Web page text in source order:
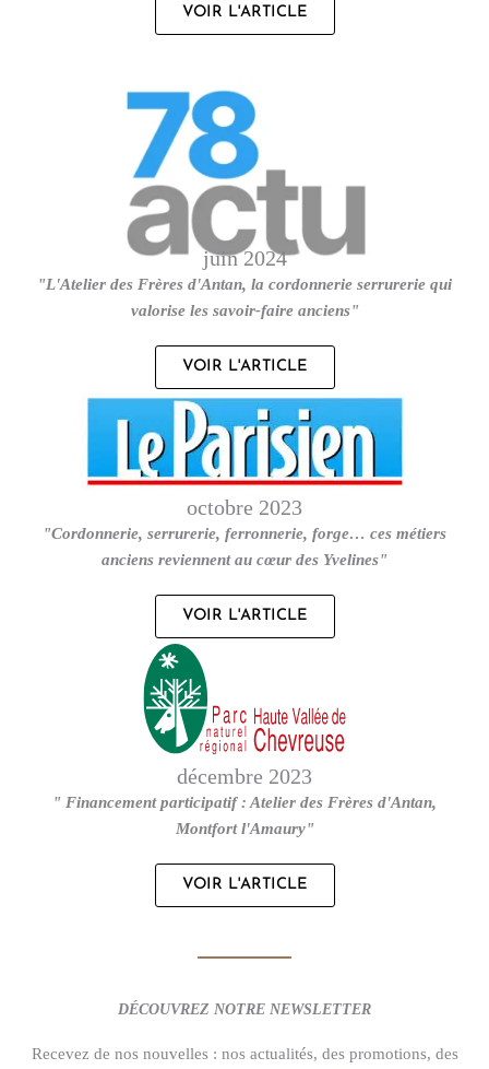
VOIR L'ARTICLE
juin 2024
"L'Atelier des Frères d'Antan, la cordonnerie serrurerie qui
valorise les savoir-faire anciens"
VOIR L'ARTICLE
octobre 2023
"Cordonnerie, serrurerie, ferronnerie, forge… ces métiers
anciens reviennent au cœur des Yvelines"
VOIR L'ARTICLE
décembre 2023
" Financement participatif : Atelier des Frères d'Antan,
Montfort l'Amaury"
VOIR L'ARTICLE
DÉCOUVREZ NOTRE NEWSLETTER
Recevez de nos nouvelles : nos actualités, des promotions, des